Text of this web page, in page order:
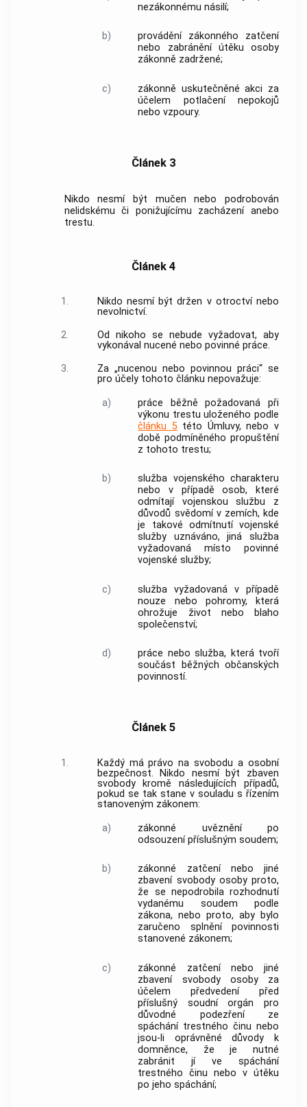
nezákonnému násilí;
b)
provádění zákonného zatčení
nebo zabránění útěku osoby
zákonně zadržené;
c)
zákonně uskutečněné akci za
účelem potlačení nepokojů
nebo vzpoury.
Článek 3
Nikdo nesmí být mučen nebo podrobován
nelidskému či ponižujícímu zacházení anebo
trestu.
Článek 4
1.
Nikdo nesmí být držen v otroctví nebo
nevolnictví.
2.
Od nikoho se nebude vyžadovat, aby
vykonával nucené nebo povinné práce.
3.
Za „nucenou nebo povinnou práci“ se
pro účely tohoto článku nepovažuje:
a)
práce běžně požadovaná při
výkonu trestu uloženého podle
článku 5této Úmluvy, nebo v
době podmíněného propuštění
z tohoto trestu;
b)
služba vojenského charakteru
nebo v případě osob, které
odmítají vojenskou službu z
důvodů svědomí v zemích, kde
je takové odmítnutí vojenské
služby uznáváno, jiná služba
vyžadovaná místo povinné
vojenské služby;
c)
služba vyžadovaná v případě
nouze nebo pohromy, která
ohrožuje život nebo blaho
společenství;
d)
práce nebo služba, která tvoří
součást běžných občanských
povinností.
Článek 5
1.
Každý má právo na svobodu a osobní
bezpečnost. Nikdo nesmí být zbaven
svobody kromě následujících případů,
pokud se tak stane v souladu s řízením
stanoveným zákonem:
a)
zákonné uvěznění po
odsouzení příslušným soudem;
b)
zákonné zatčení nebo jiné
zbavení svobody osoby proto,
že se nepodrobila rozhodnutí
vydanému soudem podle
zákona, nebo proto, aby bylo
zaručeno splnění povinnosti
stanovené zákonem;
c)
zákonné zatčení nebo jiné
zbavení svobody osoby za
účelem předvedení před
příslušný soudní orgán pro
důvodné podezření ze
spáchání trestného činu nebo
jsou-li oprávněné důvody k
domněnce, že je nutné
zabránit jí ve spáchání
trestného činu nebo v útěku
po jeho spáchání;